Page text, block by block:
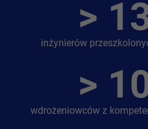
>
inżynierów
>
wdrożeniowców z